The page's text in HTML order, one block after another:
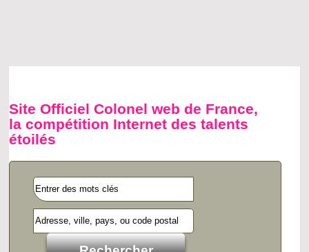
Site Officiel Colonel web de France,
la compétition Internet des talents
étoilés